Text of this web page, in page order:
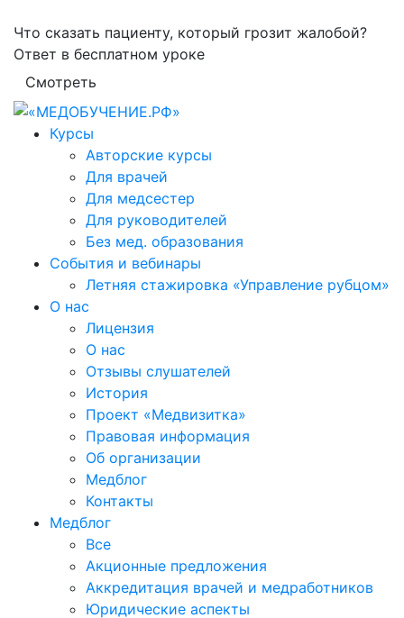
Что сказать пациенту, который грозит жалобой?
Ответ в бесплатном уроке
Смотреть
Курсы
Авторские курсы
Для врачей
Для медсестер
Для руководителей
Без мед. образования
События и вебинары
Летняя стажировка «Управление рубцом»
О нас
Лицензия
О нас
Отзывы слушателей
История
Проект «Медвизитка»
Правовая информация
Об организации
Медблог
Контакты
Медблог
Все
Акционные предложения
Аккредитация врачей и медработников
Юридические аспекты